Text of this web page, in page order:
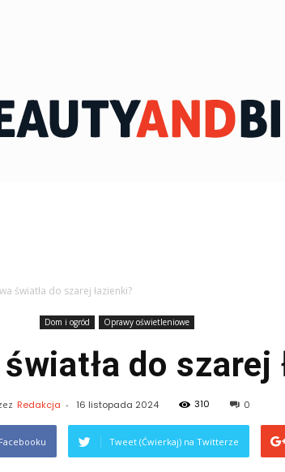
światła do szarej łazienki?
Dom i ogród Oprawy oświetleniowe
do szarej
Redakcja - 16 listopada 2024 310 0
Tweet (Ćwierkaj) na Twitterze